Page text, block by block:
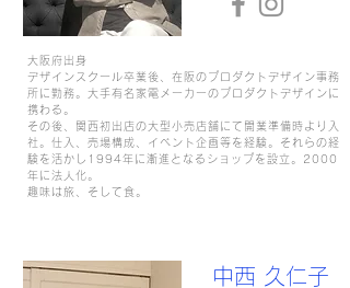
大阪府出身
デザインスクール卒業後、在阪のプロダクトデザイン事務
所に勤務。大手有名家電メーカーのプロダクトデザインに
携わる。
その後、関西初出店の大型小売店舗にて開業準備時より入
社。仕入、売場構成、イベント企画等を経験。それらの経
験を活かし1994年に漸進となるショップを設立。2000
年に法人化。
趣味は旅、そして食。
中西 久仁子